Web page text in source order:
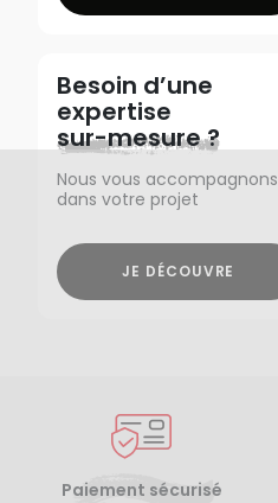
Besoin d’une
expertise
sur-mesure ?
Nous vous accompagnons
dans votre projet
JE DÉCOUVRE
Paiement sécurisé